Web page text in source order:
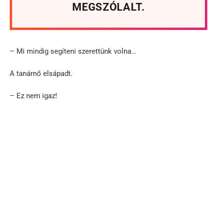
MEGSZÓLALT.
– Mi mindig segíteni szerettünk volna…
A tanárnő elsápadt.
– Ez nem igaz!